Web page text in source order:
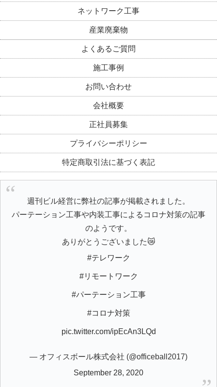
ネットワーク工事
産業廃棄物
よくあるご質問
施工事例
お問い合わせ
会社概要
正社員募集
プライバシーポリシー
特定商取引法に基づく表記
週刊ビル経営に弊社の記事が掲載されました。
パーテーション工事や内装工事によるコロナ対策の記事
のようです。
ありがとうございました😿
#テレワーク
#リモートワーク
#パーテーション工事
#コロナ対策
pic.twitter.com/ipEcAn3LQd
— オフィスボール株式会社 (@officeball2017)
September 28, 2020